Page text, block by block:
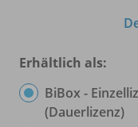
Erhältlich als:
BiBox -
(Dauerlizenz)